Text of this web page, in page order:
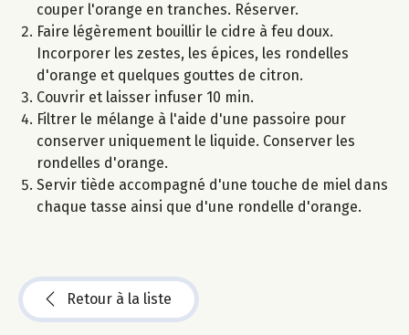
couper l'orange en tranches. Réserver.
Faire légèrement bouillir le cidre à feu doux.
Incorporer les zestes, les épices, les rondelles
d'orange et quelques gouttes de citron.
Couvrir et laisser infuser 10 min.
Filtrer le mélange à l'aide d'une passoire pour
conserver uniquement le liquide. Conserver les
rondelles d'orange.
Servir tiède accompagné d'une touche de miel dans
chaque tasse ainsi que d'une rondelle d'orange.
Retour à la liste